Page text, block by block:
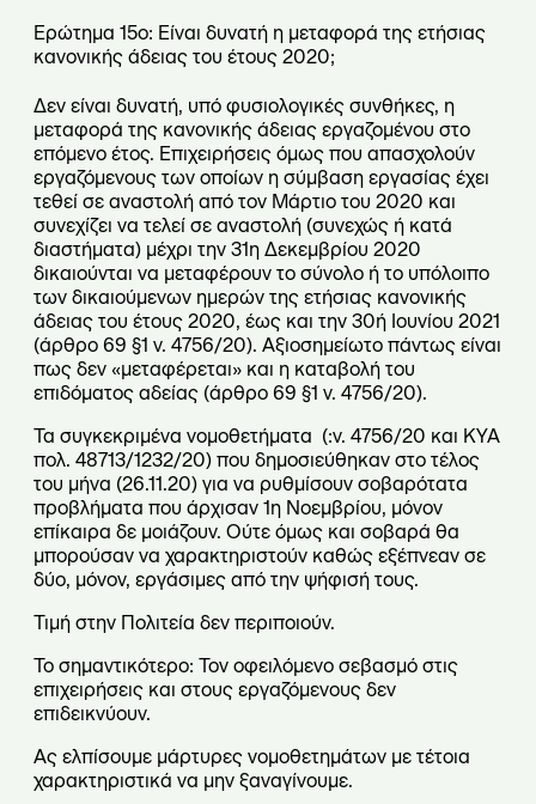
Ερώτημα 15ο: Είναι δυνατή η μεταφορά της ετήσιας
κανονικής άδειας του έτους 2020;
Δεν είναι δυνατή, υπό φυσιολογικές συνθήκες, η
μεταφορά της κανονικής άδειας εργαζομένου στο
επόμενο έτος. Επιχειρήσεις όμως που απασχολούν
εργαζόμενους των οποίων η σύμβαση εργασίας έχει
τεθεί σε αναστολή από τον Μάρτιο του 2020 και
συνεχίζει να τελεί σε αναστολή (συνεχώς ή κατά
διαστήματα) μέχρι την 31η Δεκεμβρίου 2020
δικαιούνται να μεταφέρουν το σύνολο ή το υπόλοιπο
των δικαιούμενων ημερών της ετήσιας κανονικής
άδειας του έτους 2020, έως και την 30ή Ιουνίου 2021
(άρθρο 69 §1 ν. 4756/20). Αξιοσημείωτο πάντως είναι
πως δεν «μεταφέρεται» και η καταβολή του
επιδόματος αδείας (άρθρο 69 §1 ν. 4756/20).
Τα συγκεκριμένα νομοθετήματα (:ν. 4756/20 και ΚΥΑ
πολ. 48713/1232/20) που δημοσιεύθηκαν στο τέλος
του μήνα (26.11.20) για να ρυθμίσουν σοβαρότατα
προβλήματα που άρχισαν 1η Νοεμβρίου, μόνον
επίκαιρα δε μοιάζουν. Ούτε όμως και σοβαρά θα
μπορούσαν να χαρακτηριστούν καθώς εξέπνεαν σε
δύο, μόνον, εργάσιμες από την ψήφισή τους.
Τιμή στην Πολιτεία δεν περιποιούν.
Το σημαντικότερο: Τον οφειλόμενο σεβασμό στις
επιχειρήσεις και στους εργαζόμενους δεν
επιδεικνύουν.
Ας ελπίσουμε μάρτυρες νομοθετημάτων με τέτοια
χαρακτηριστικά να μην ξαναγίνουμε.